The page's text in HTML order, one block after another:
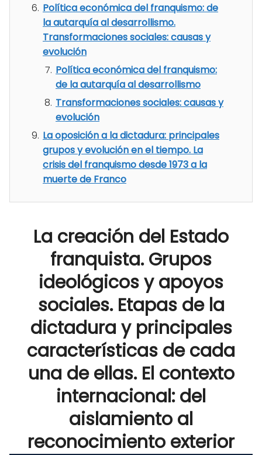
Política económica del franquismo: de
la autarquía al desarrollismo.
Transformaciones sociales: causas y
evolución
Política económica del franquismo:
de la autarquía al desarrollismo
Transformaciones sociales: causas y
evolución
La oposición a la dictadura: principales
grupos y evolución en el tiempo. La
crisis del franquismo desde 1973 a la
muerte de Franco
La creación del Estado
franquista. Grupos
ideológicos y apoyos
sociales. Etapas de la
dictadura y principales
características de cada
una de ellas. El contexto
internacional: del
aislamiento al
reconocimiento exterior